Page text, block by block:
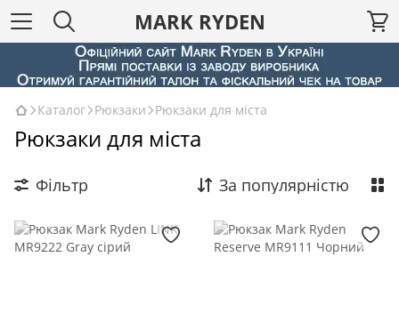
MARK RYDEN
Каталог Рюкзаки Рюкзаки для міста
Рюкзаки для міста
Фільтр За популярністю